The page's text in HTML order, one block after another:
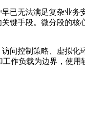
已无法满足复杂业
键手段。微分段的核
问控制策略、虚拟
作负载为边界，使用